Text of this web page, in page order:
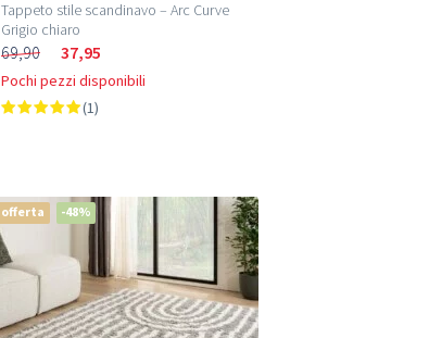
Tappeto stile scandinavo – Arc Curve
Grigio chiaro
69,90 37,95
Pochi pezzi disponibili
(1)
offerta -48%